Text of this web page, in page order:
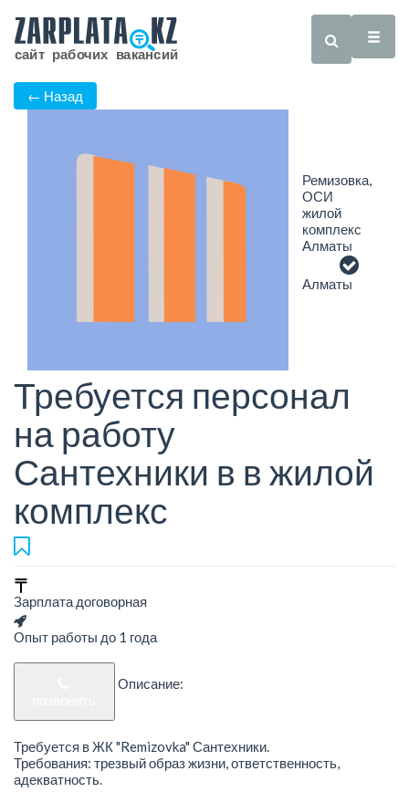
← Назад
Ремизовка,
ОСИ
жилой
комплекс
Алматы
Алматы
Требуется персонал
на работу
Сантехники в в жилой
комплекс
Зарплата договорная
Опыт работы до 1 года
Описание:
Требуется в ЖК "Remizovka" Сантехники.
Требования: трезвый образ жизни, ответственность,
адекватность.